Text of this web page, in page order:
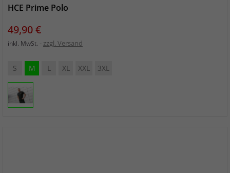
HCE Prime Polo
Preis
49,90 €
inkl. MwSt. zzgl. Versand
S M L XL XXL 3XL